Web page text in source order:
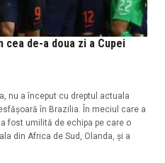
cea de-a doua zi a Cupei
nu a început cu dreptul actuala
în Brazilia. În meciul care a
fost umilită de echipa pe care o
din Africa de Sud, Olanda, şi a